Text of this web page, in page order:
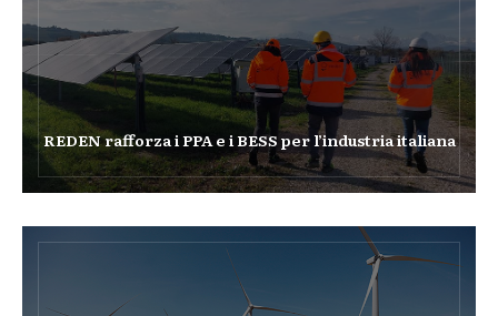
REDEN rafforza i PPA e i BESS per l’industria italiana